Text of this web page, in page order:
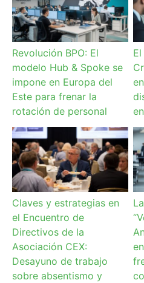
Revolución BPO: El
modelo Hub & Spoke se
impone en Europa del
Este para frenar la
rotación de personal
Claves y estrategias en
el Encuentro de
Directivos de la
Asociación CEX:
Desayuno de trabajo
sobre absentismo y